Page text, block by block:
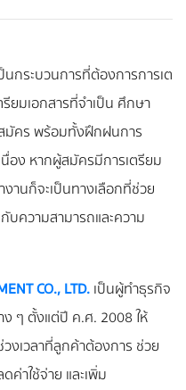
นกระบวนการที่ต้องการการเต
มเอกสารที่จำเป็น ศึกษา
มัคร พร้อมทั้งฝึกฝนการ
ง หากผู้สมัครมีการเตรียม
นก็จะเป็นทางเลือกที่ช่วย
บความสามารถและความ
CO., LTD.เป็นผู้ทำธุรกิจ
ๆ ตั้งแต่ปี ค.ศ. 2008 ให้
งเวลาที่ลูกค้าต้องการ ช่วย
ค่าใช้จ่าย และเพิ่ม